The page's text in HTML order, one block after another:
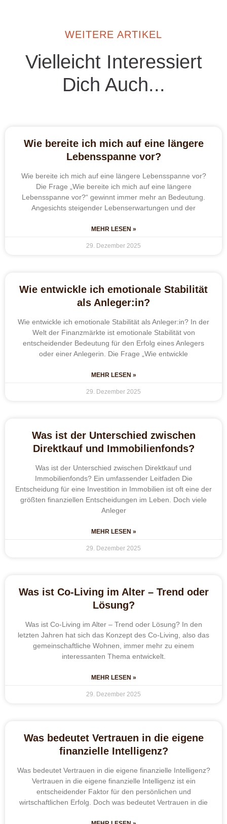
WEITERE ARTIKEL
Vielleicht Interessiert
Dich Auch...
Wie bereite ich mich auf eine längere
Lebensspanne vor?
Wie bereite ich mich auf eine längere Lebensspanne vor?
Die Frage „Wie bereite ich mich auf eine längere
Lebensspanne vor?“ gewinnt immer mehr an Bedeutung.
Angesichts steigender Lebenserwartungen und der
MEHR LESEN »
29. Dezember 2025
Wie entwickle ich emotionale Stabilität
als Anleger:in?
Wie entwickle ich emotionale Stabilität als Anleger:in? In der
Welt der Finanzmärkte ist emotionale Stabilität von
entscheidender Bedeutung für den Erfolg eines Anlegers
oder einer Anlegerin. Die Frage „Wie entwickle
MEHR LESEN »
29. Dezember 2025
Was ist der Unterschied zwischen
Direktkauf und Immobilienfonds?
Was ist der Unterschied zwischen Direktkauf und
Immobilienfonds? Ein umfassender Leitfaden Die
Entscheidung für eine Investition in Immobilien ist oft eine der
größten finanziellen Entscheidungen im Leben. Doch viele
Anleger
MEHR LESEN »
29. Dezember 2025
Was ist Co-Living im Alter – Trend oder
Lösung?
Was ist Co-Living im Alter – Trend oder Lösung? In den
letzten Jahren hat sich das Konzept des Co-Living, also das
gemeinschaftliche Wohnen, immer mehr zu einem
interessanten Thema entwickelt.
MEHR LESEN »
29. Dezember 2025
Was bedeutet Vertrauen in die eigene
finanzielle Intelligenz?
Was bedeutet Vertrauen in die eigene finanzielle Intelligenz?
Vertrauen in die eigene finanzielle Intelligenz ist ein
entscheidender Faktor für den persönlichen und
wirtschaftlichen Erfolg. Doch was bedeutet Vertrauen in die